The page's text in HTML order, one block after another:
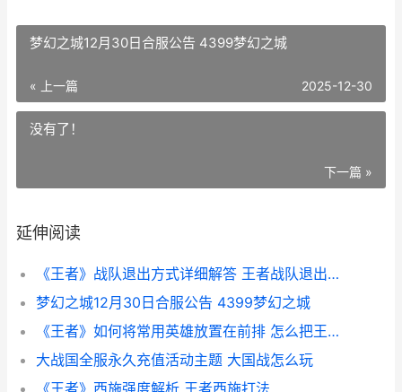
梦幻之城12月30日合服公告 4399梦幻之城
« 上一篇 2025-12-30
没有了！
下一篇 »
延伸阅读
《王者》战队退出方式详细解答 王者战队退出来需要多久cd
梦幻之城12月30日合服公告 4399梦幻之城
《王者》如何将常用英雄放置在前排 怎么把王者荣耀转移到别的微信
大战国全服永久充值活动主题 大国战怎么玩
《王者》西施强度解析 王者西施打法